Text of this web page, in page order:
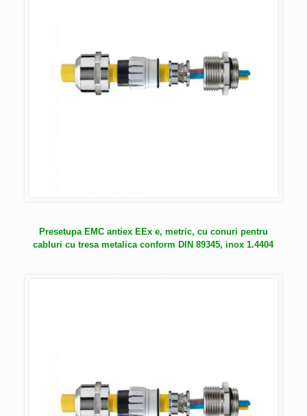
Presetupa EMC antiex EEx e, metric, cu conuri pentru
cabluri cu tresa metalica conform DIN 89345, inox 1.4404